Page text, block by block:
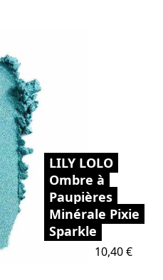
LILY LOLO
Ombre à
Paupières
Minérale Pixie
Sparkle
Prix
10,40 €